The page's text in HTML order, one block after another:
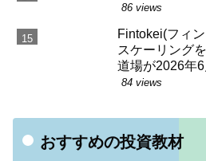
86 views
Fintokei(フィ
スケーリング
道場が2026年6
84 views
おすすめの投資教材